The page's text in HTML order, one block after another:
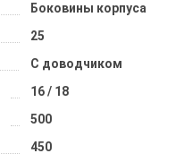
Боковины корпуса
25
С доводчиком
16 / 18
500
450